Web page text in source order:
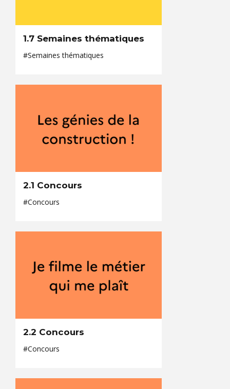
1.7 Semaines thématiques
#Semaines thématiques
2.1 Concours
#Concours
2.2 Concours
#Concours